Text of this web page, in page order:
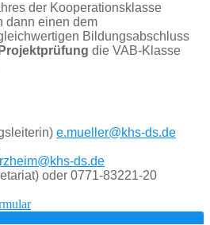
der Kooperationsklasse
dann einen dem
Bildungsabschluss
Projektprüfung die VAB-Klasse
e.mueller@khs-ds.de
ds.de
oder 0771-83221-20